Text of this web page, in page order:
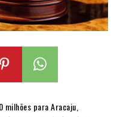
para Aracaju,